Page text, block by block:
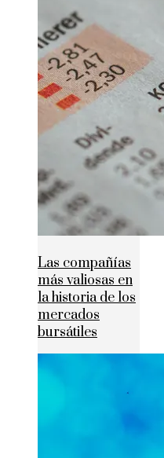
Las compañías
más valiosas en
la historia de los
mercados
bursátiles